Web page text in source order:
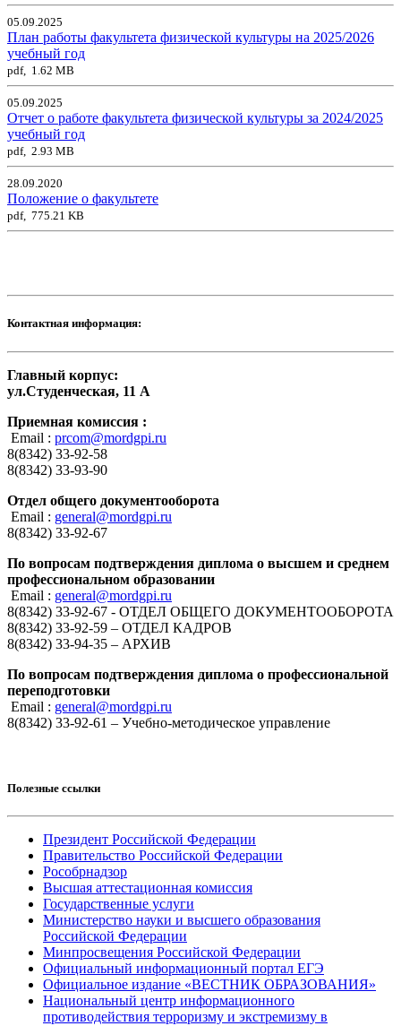
05.09.2025
План работы факультета физической культуры на 2025/2026
учебный год
pdf, 1.62 MB
05.09.2025
Отчет о работе факультета физической культуры за 2024/2025
учебный год
pdf, 2.93 MB
28.09.2020
Положение о факультете
pdf, 775.21 KB
Контактная информация:
Главный корпус:
ул.Студенческая, 11 А
Приемная комиссия :
Email : prcom@mordgpi.ru
8(8342) 33-92-58
8(8342) 33-93-90
Отдел общего документооборота
Email : general@mordgpi.ru
8(8342) 33-92-67
По вопросам подтверждения диплома о высшем и среднем
профессиональном образовании
Email : general@mordgpi.ru
8(8342) 33-92-67 - ОТДЕЛ ОБЩЕГО ДОКУМЕНТООБОРОТА
8(8342) 33-92-59 – ОТДЕЛ КАДРОВ
8(8342) 33-94-35 – АРХИВ
По вопросам подтверждения диплома о профессиональной
переподготовки
Email : general@mordgpi.ru
8(8342) 33-92-61 – Учебно-методическое управление
Полезные ссылки
Президент Российской Федерации
Правительство Российской Федерации
Рособрнадзор
Высшая аттестационная комиссия
Государственные услуги
Министерство науки и высшего образования
Российской Федерации
Минпросвещения Российской Федерации
Официальный информационный портал ЕГЭ
Официальное издание «ВЕСТНИК ОБРАЗОВАНИЯ»
Национальный центр информационного
противодействия терроризму и экстремизму в